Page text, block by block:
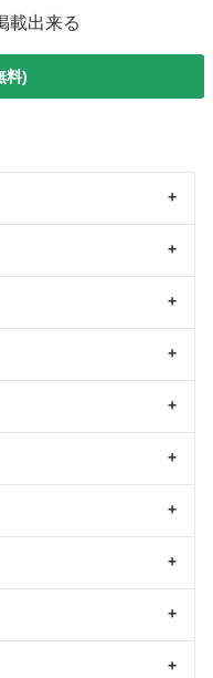
載出来る
料)